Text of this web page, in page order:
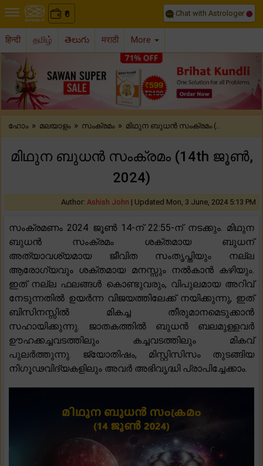
₹
0 Chat with Astrologer
हिन्दी தமிழ் తెలుగు मराठी More
Previous
ഹോം » മലയാളം » സംക്രമം » മിഥുന ബുധൻ സംക്രമം (..
മിഥുന ബുധൻ സംക്രമം (14th ജൂൺ,
2024)
Author: Ashish John | Updated Mon, 3 June, 2024 5:13 PM
സംക്രമണം 2024 ജൂൺ 14-ന് 22:55-ന് നടക്കും. മിഥുന
ബുധൻ സംക്രമം ശക്തമായ ബുധന്
അത്യാവശ്യമായ ജീവിത സംതൃപ്തിയും നല്ല
ആരോഗ്യവും ശക്തമായ മനസ്സും നൽകാൻ കഴിയും.
ഇത് നല്ല ഫലങ്ങൾ കൊണ്ടുവരും, വിപുലമായ അറിവ്
നേടുന്നതിൽ ഉയർന്ന വിജയത്തിലേക്ക് നയിക്കുന്നു, ഇത്
ബിസിനസ്സിൽ മികച്ച തീരുമാനമെടുക്കാൻ
സഹായിക്കുന്നു. ജാതകത്തിൽ ബുധൻ ബലമുള്ളവർ
ഊഹക്കച്ചവടത്തിലും കച്ചവടത്തിലും മികവ്
പുലർത്തുന്നു. ജ്യോതിഷം, മിസ്റ്റിസിസം തുടങ്ങിയ
നിഗൂഢവിദ്യകളിലും അവർ അഭിവൃദ്ധി പ്രാപിച്ചേക്കാം.